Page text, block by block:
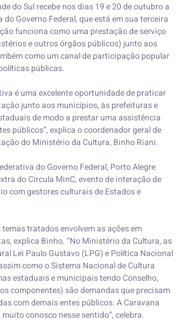
do Sul recebe nos dias 19 e 20 de outubro a
Governo Federal, que está em sua terceira
funciona como uma prestação de serviço
e outros órgãos públicos) junto aos
como um canal de participação popular
públicas.
é uma excelente oportunidade de praticar
junto aos municípios, às prefeituras e
de modo a prestar uma assistência
públicos”, explica o coordenador geral de
do Ministério da Cultura, Binho Riani.
do Governo Federal, Porto Alegre
do Circula MinC, evento de interação de
com gestores culturais de Estados e
temas tratados envolvem as ações em
explica Binho. “No Ministério da Cultura, as
Lei Paulo Gustavo (LPG) e Política Nacional
como o Sistema Nacional de Cultura
estaduais e municipais tendo Conselho,
componentes) são demandas que precisam
com demais entes públicos. A Caravana
conosco nesse sentido”, celebra.